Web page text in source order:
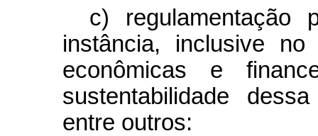
c) regulamentação
instância, inclusive
econômicas e
sustentabilidade
entre outros: